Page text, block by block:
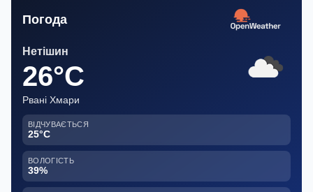
Погода
Нетішин
26°C
Рвані Хмари
ВІДЧУВАЄТЬСЯ
25°C
ВОЛОГІСТЬ
39%